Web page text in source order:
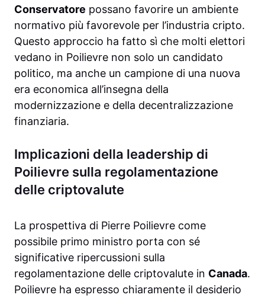
Conservatore possano favorire un ambiente
normativo più favorevole per l’industria cripto.
Questo approccio ha fatto sì che molti elettori
vedano in Poilievre non solo un candidato
politico, ma anche un campione di una nuova
era economica all’insegna della
modernizzazione e della decentralizzazione
finanziaria.
Implicazioni della leadership di
Poilievre sulla regolamentazione
delle criptovalute
La prospettiva di Pierre Poilievre come
possibile primo ministro porta con sé
significative ripercussioni sulla
regolamentazione delle criptovalute in Canada.
Poilievre ha espresso chiaramente il desiderio